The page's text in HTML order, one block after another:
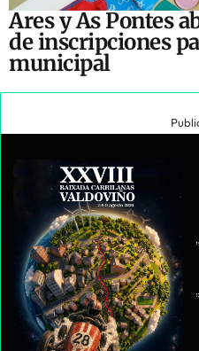
Ares y As Pontes
de inscripciones
municipal